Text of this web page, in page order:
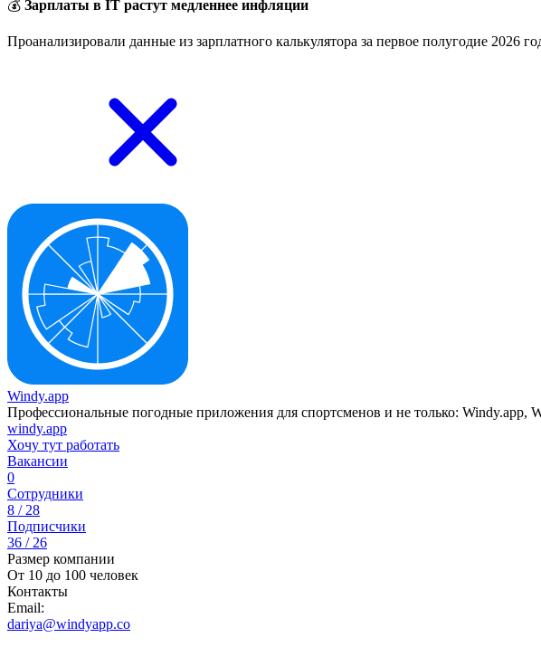
💰 Зарплаты в IT растут медленнее инфляции
Проанализировали данные из зарплатного калькулятора за первое полугодие 2026
Windy.app
Профессиональные погодные приложения для спортсменов и не только: Windy.app,
windy.app
Хочу тут работать
Вакансии
0
Сотрудники
8 / 28
Подписчики
36 / 26
Размер компании
От 10 до 100 человек
Контакты
Email:
dariya@windyapp.co